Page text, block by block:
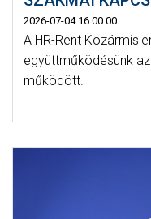
2026-07-04 16:00:00
A HR-Rent
együttműködésünk
működött.